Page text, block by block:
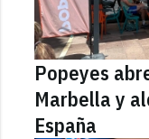
Popeyes
Marbella y
España